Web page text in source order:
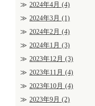
2024年4月 (4)
2024年3月 (1)
2024年2月 (4)
2024年1月 (3)
2023年12月 (3)
2023年11月 (4)
2023年10月 (4)
2023年9月 (2)